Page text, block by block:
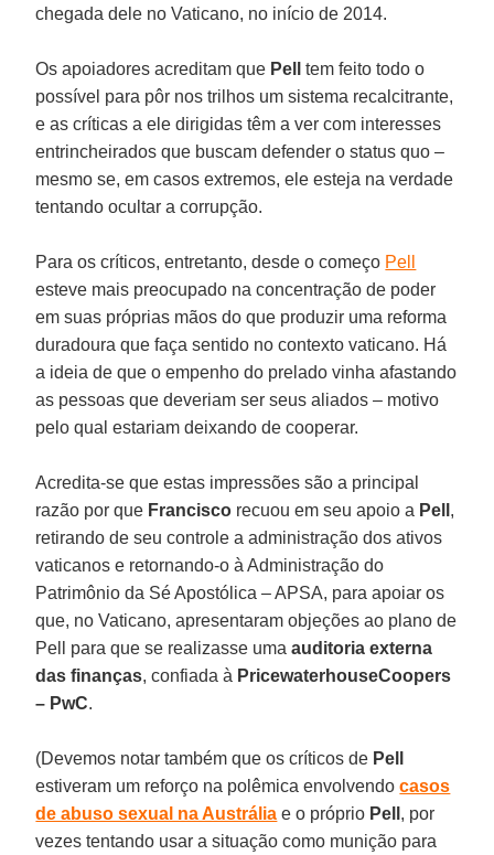
chegada dele no Vaticano, no início de 2014.
Os apoiadores acreditam que Pell
tem feito todo o
possível para pôr nos trilhos um sistema recalcitrante,
e as críticas a ele dirigidas têm a ver com interesses
entrincheirados que buscam defender o status quo –
mesmo se, em casos extremos, ele esteja na verdade
tentando ocultar a corrupção.
Para os críticos, entretanto, desde o começo Pell
esteve mais preocupado na concentração de poder
em suas próprias mãos do que produzir uma reforma
duradoura que faça sentido no contexto vaticano. Há
a ideia de que o empenho do prelado vinha afastando
as pessoas que deveriam ser seus aliados – motivo
pelo qual estariam deixando de cooperar.
Acredita-se que estas impressões são a principal
razão por que Francisco recuou em seu apoio a Pell ,
retirando de seu controle a administração dos ativos
vaticanos e retornando-o à Administração do
Patrimônio da Sé Apostólica – APSA, para apoiar os
que, no Vaticano, apresentaram objeções ao plano de
Pell para que se realizasse umaauditoria externa
das finanças, confiada à PricewaterhouseCoopers
– PwC.
(Devemos notar também que os críticos de Pell
estiveram um reforço na polêmica envolvendocasos
de abuso sexual na Austrália e o próprio Pell , por
vezes tentando usar a situação como munição para